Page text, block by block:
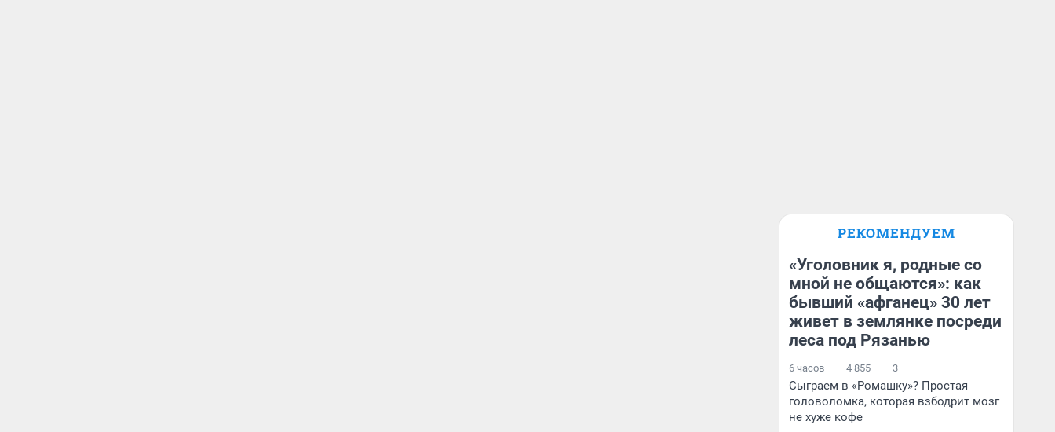
РЕКОМЕНДУЕМ
«Уголовник я, родные со
мной не общаются»: как
бывший «афганец» 30 лет
живет в землянке посреди
леса под Рязанью
6 часов 4 855 3
Сыграем в «Ромашку»? Простая
головоломка, которая взбодрит мозг
не хуже кофе